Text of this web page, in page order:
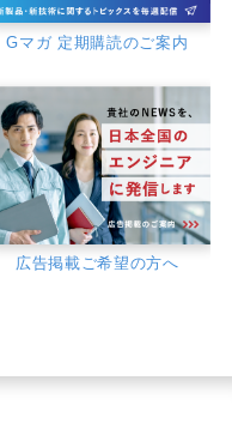
Gマガ 定期購読のご案内
広告掲載ご希望の方へ